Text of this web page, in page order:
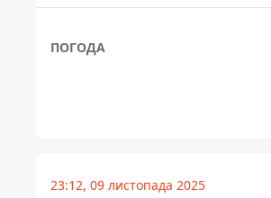
ПОГОДА
23:12, 09 листопада 2025